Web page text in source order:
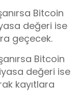
Bitcoin
değeri ise
geçecek.
Bitcoin
değeri ise
kayıtlara